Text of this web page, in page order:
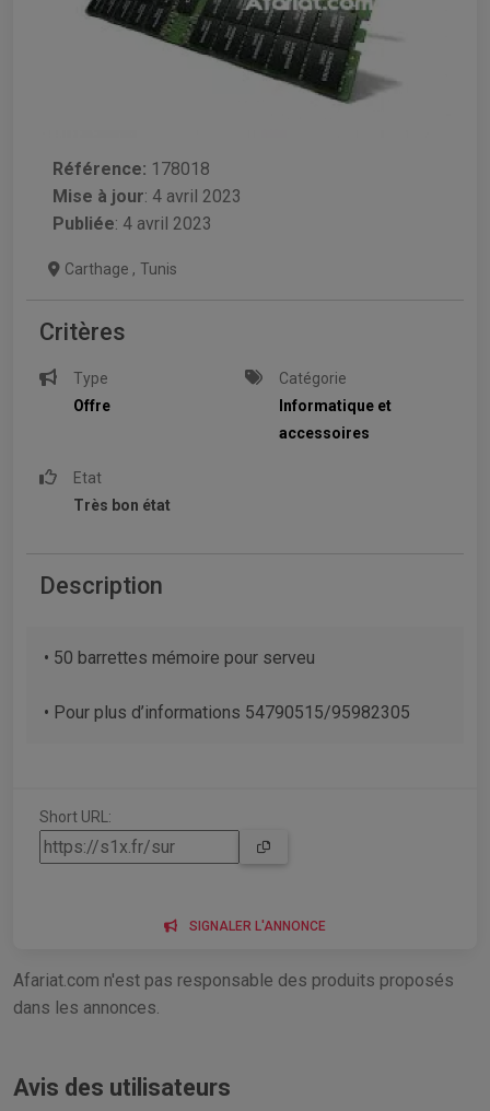
Référence: 178018
Mise à jour: 4 avril 2023
Publiée: 4 avril 2023
Carthage , Tunis
Critères
Type
Offre
Catégorie
Informatique et
accessoires
Etat
Très bon état
Description
• 50 barrettes mémoire pour serveu
• Pour plus d’informations 54790515/95982305
Short URL:
SIGNALER L'ANNONCE
Afariat.com n'est pas responsable des produits proposés
dans les annonces.
Avis des utilisateurs